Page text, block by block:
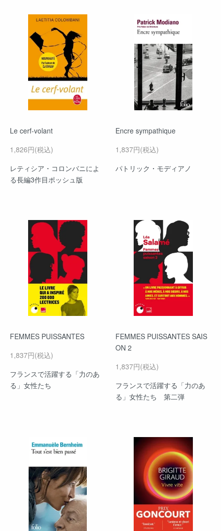
Le cerf-volant
1,826円(税込)
レティシア・コロンバニによ
る長編3作目ポッシュ版
Encre sympathique
1,837円(税込)
パトリック・モディアノ
FEMMES PUISSANTES
1,837円(税込)
フランスで活躍する「力のあ
る」女性たち
FEMMES PUISSANTES SAIS
ON 2
1,837円(税込)
フランスで活躍する「力のあ
る」女性たち 第二弾